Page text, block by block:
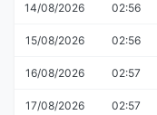
14/08/2026 02:56
15/08/2026 02:56
16/08/2026 02:57
17/08/2026 02:57